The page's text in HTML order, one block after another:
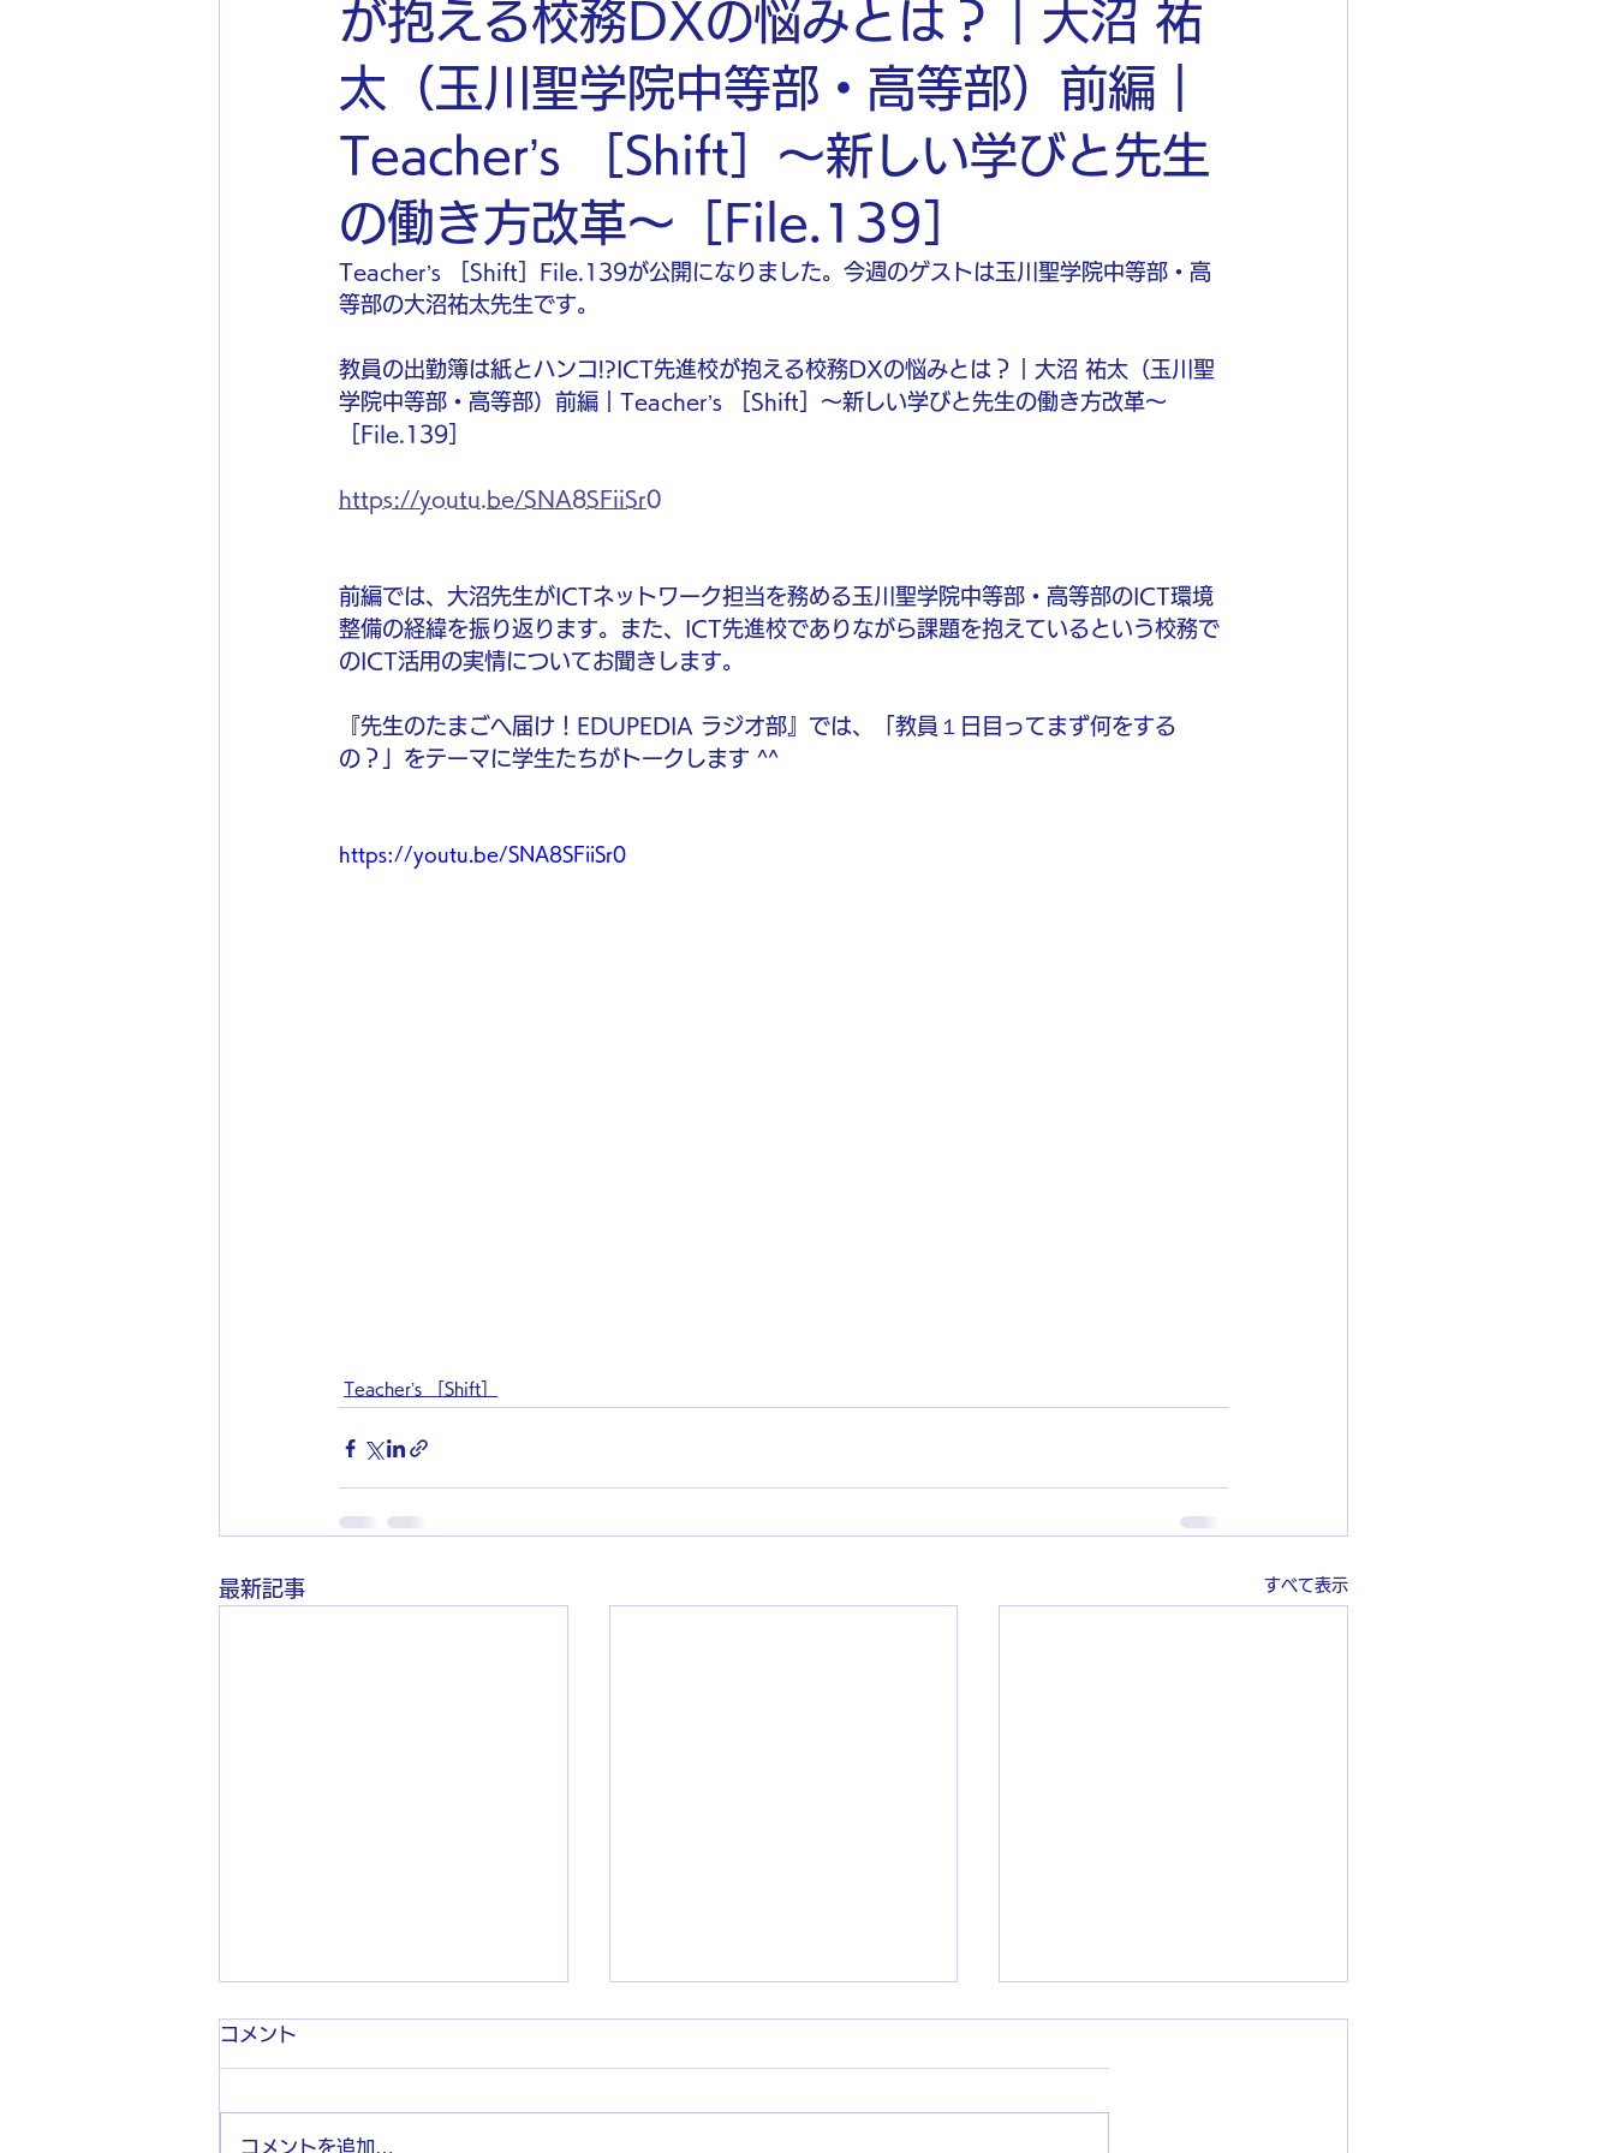
が抱える校務DXの悩みとは？｜大沼 祐
太（玉川聖学院中等部・高等部）前編｜
Teacher’s ［Shift］〜新しい学びと先生
の働き方改革〜［File.139］
Teacher’s ［Shift］File.139が公開になりました。今週のゲストは玉川聖学院中等部・高
等部の大沼祐太先生です。
教員の出勤簿は紙とハンコ!?ICT先進校が抱える校務DXの悩みとは？｜大沼 祐太（玉川聖
学院中等部・高等部）前編｜Teacher’s ［Shift］〜新しい学びと先生の働き方改革〜
［File.139］
https://youtu.be/SNA8SFiiSr0
前編では、大沼先生がICTネットワーク担当を務める玉川聖学院中等部・高等部のICT環境
整備の経緯を振り返ります。また、ICT先進校でありながら課題を抱えているという校務で
のICT活用の実情についてお聞きします。
『先生のたまごへ届け！EDUPEDIA ラジオ部』では、「教員１日目ってまず何をする
の？」をテーマに学生たちがトークします ^^
https://youtu.be/SNA8SFiiSr0
Teacher’s ［Shift］
最新記事 すべて表示
コメント
コメントを追加…